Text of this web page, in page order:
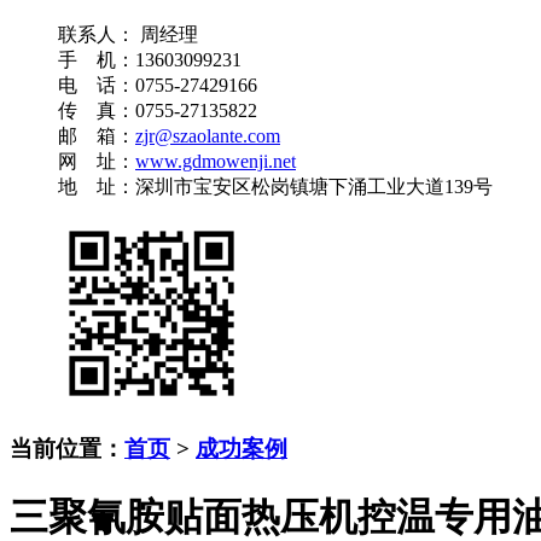
联系人： 周经理
手 机：13603099231
电 话：0755-27429166
传 真：0755-27135822
邮 箱： zjr@szaolante.com
网 址： www.gdmowenji.net
地 址：深圳市宝安区松岗镇塘下涌工业大道139号
当前位置： 首页 > 成功案例
三聚氰胺贴面热压机控温专用